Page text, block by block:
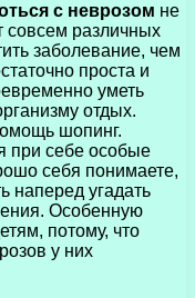
с неврозом не
совсем различных
заболевание, чем
проста и
уметь
отдых.
шопинг.
при себе особые
себя понимаете,
наперед угадать
Особенную
потому, что
у них